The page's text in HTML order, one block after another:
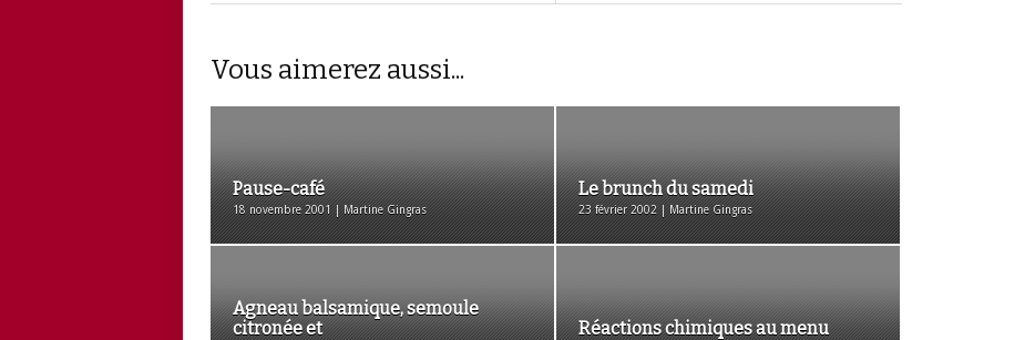
Vous aimerez aussi...
Pause-café
18 novembre 2001 | Martine Gingras
Le brunch du samedi
23 février 2002 | Martine Gingras
Agneau balsamique, semoule
citronée et
Réactions chimiques au menu